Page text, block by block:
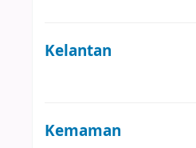
Kelantan
Kemaman